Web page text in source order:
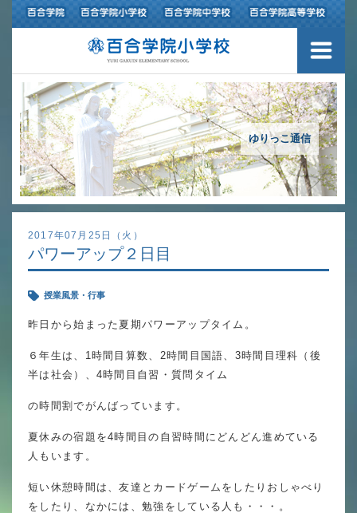
ゆりっこ通信
2017年07月25日（火）
パワーアップ２日目
授業風景・行事
昨日から始まった夏期パワーアップタイム。
６年生は、1時間目算数、2時間目国語、3時間目理科（後
半は社会）、4時間目自習・質問タイム
の時間割でがんばっています。
夏休みの宿題を4時間目の自習時間にどんどん進めている
人もいます。
短い休憩時間は、友達とカードゲームをしたりおしゃべり
をしたり、なかには、勉強をしている人も・・・。
３つの豊かさ・沿革
施設紹介
アクセスマップ
制服紹介
スクールバス運行
授業の特色
進路指導
英語力の向上
クラブ活動